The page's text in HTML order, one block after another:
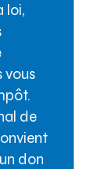
loi,
vous
de
don